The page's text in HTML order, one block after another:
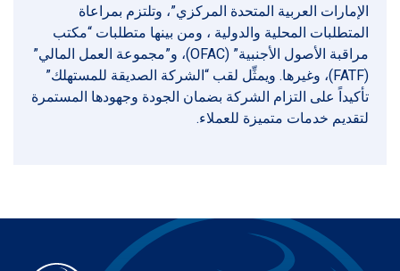
الإمارات العربية المتحدة المركزي”، وتلتزم بمراعاة
المتطلبات المحلية والدولية ، ومن بينها متطلبات “مكتب
مراقبة الأصول الأجنبية” (OFAC)، و”مجموعة العمل المالي”
(FATF)، وغيرها. ويمثِّل لقب “الشركة الصديقة للمستهلك”
تأكيداً على التزام الشركة بضمان الجودة وجهودها المستمرة
لتقديم خدمات متميزة للعملاء.